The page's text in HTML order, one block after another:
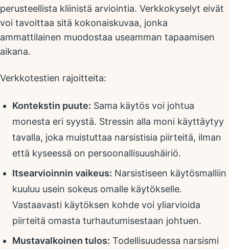
perusteellista kliinistä arviointia. Verkkokyselyt eivät
voi tavoittaa sitä kokonaiskuvaa, jonka
ammattilainen muodostaa useamman tapaamisen
aikana.
Verkkotestien rajoitteita:
Kontekstin puute: Sama käytös voi johtua
monesta eri syystä. Stressin alla moni käyttäytyy
tavalla, joka muistuttaa narsistisia piirteitä, ilman
että kyseessä on persoonallisuushäiriö.
Itsearvioinnin vaikeus: Narsistiseen käytösmalliin
kuuluu usein sokeus omalle käytökselle.
Vastaavasti käytöksen kohde voi yliarvioida
piirteitä omasta turhautumisestaan johtuen.
Mustavalkoinen tulos: Todellisuudessa narsismi